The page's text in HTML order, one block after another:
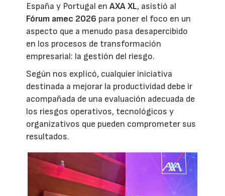
España y Portugal enAXA XL, asistió al
Fórum amec 2026 para poner el foco en un
aspecto que a menudo pasa desapercibido
en los procesos de transformación
empresarial: la gestión del riesgo.
Según nos explicó, cualquier iniciativa
destinada a mejorar la productividad debe ir
acompañada de una evaluación adecuada de
los riesgos operativos, tecnológicos y
organizativos que pueden comprometer sus
resultados.